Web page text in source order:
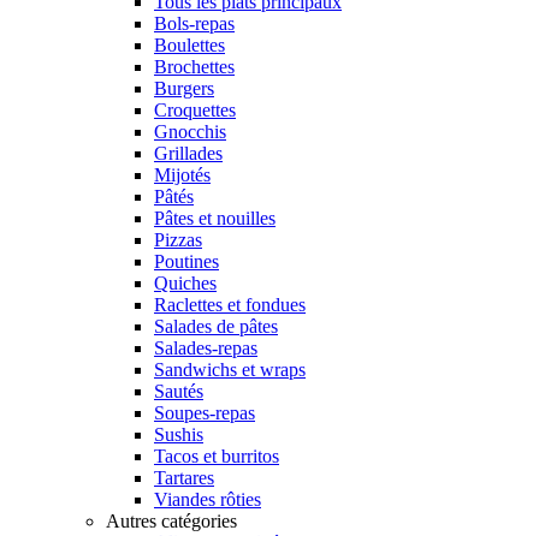
Bols-repas
Boulettes
Brochettes
Burgers
Croquettes
Gnocchis
Grillades
Mijotés
Pâtés
Pâtes et nouilles
Pizzas
Poutines
Quiches
Raclettes et fondues
Salades de pâtes
Salades-repas
Sandwichs et wraps
Sautés
Soupes-repas
Sushis
Tacos et burritos
Tartares
Viandes rôties
Autres catégories